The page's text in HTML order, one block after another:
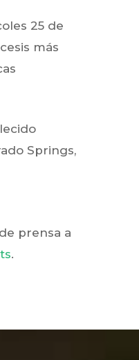
25 de
más
Springs,
prensa a
.